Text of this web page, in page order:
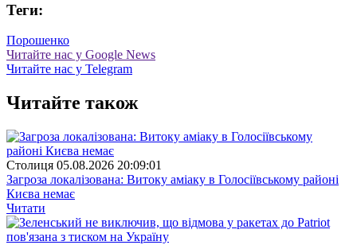
Теги:
Порошенко
Читайте нас у Google News
Читайте нас у Telegram
Читайте також
Столиця 05.08.2026 20:09:01
Загроза локалізована: Витоку аміаку в Голосіївському районі
Києва немає
Читати